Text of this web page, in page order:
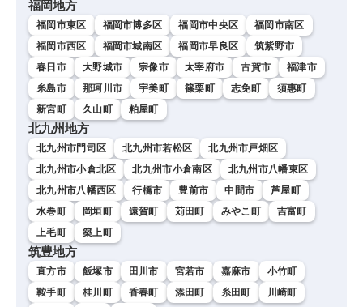
福岡地方
福岡市東区 福岡市博多区 福岡市中央区
福岡市南区
福岡市西区
福岡市城南区 福岡市早良区
筑紫野市
春日市
大野城市 宗像市 太宰府市 古賀市
福津市
糸島市
那珂川市 宇美町 篠栗町 志免町
須惠町
新宮町
久山町 粕屋町
北九州地方
北九州市門司区 北九州市若松区
北九州市戸畑区
北九州市小倉北区
北九州市小倉南区
北九州市八幡東区
北九州市八幡西区
行橋市 豊前市 中間市
芦屋町
水巻町
岡垣町 遠賀町 苅田町 みやこ町
吉富町
上毛町
築上町
筑豊地方
直方市 飯塚市 田川市 宮若市 嘉麻市
小竹町
鞍手町
桂川町 香春町 添田町 糸田町
川崎町